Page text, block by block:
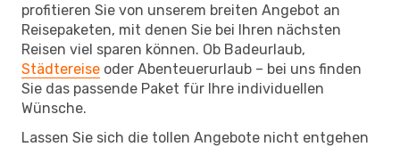
profitieren Sie von unserem breiten Angebot an
Reisepaketen, mit denen Sie bei Ihren nächsten
Reisen viel sparen können. Ob Badeurlaub,
Städtereise oder Abenteuerurlaub – bei uns finden
Sie das passende Paket für Ihre individuellen
Wünsche.
Lassen Sie sich die tollen Angebote nicht entgehen